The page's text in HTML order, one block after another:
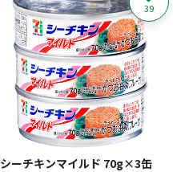
シーチキンマイルド 70g×3缶
39